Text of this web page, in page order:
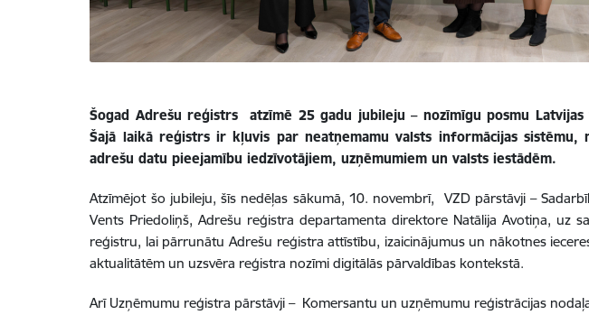
Šogad Adrešu reģistrs atzīmē 25 gadu jubileju – nozīmīgu posmu
Šajā laikā reģistrs ir kļuvis par neatņemamu valsts informācijas sistēmu,
adrešu datu pieejamību iedzīvotājiem, uzņēmumiem un valsts iestādēm.
Atzīmējot šo jubileju, šīs nedēļas sākumā, 10. novembrī, VZD pārstāvji –
Vents Priedoliņš, Adrešu reģistra departamenta direktore Natālija Avotiņa, uz
reģistru, lai pārrunātu Adrešu reģistra attīstību, izaicinājumus un nākotnes
aktualitātēm un uzsvēra reģistra nozīmi digitālās pārvaldības kontekstā.
Arī Uzņēmumu reģistra pārstāvji – Komersantu un uzņēmumu reģistrācijas